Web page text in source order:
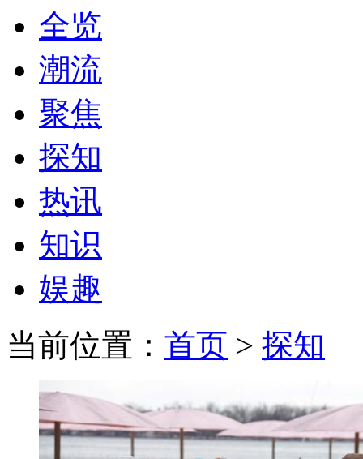
全览
潮流
聚焦
探知
热讯
知识
娱趣
当前位置： 首页 > 探知